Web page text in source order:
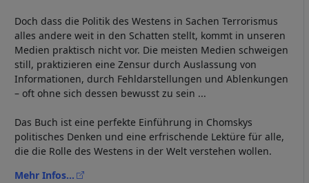
Doch dass die Politik des Westens in Sachen Terrorismus
alles andere weit in den Schatten stellt, kommt in unseren
Medien praktisch nicht vor. Die meisten Medien schweigen
still, praktizieren eine Zensur durch Auslassung von
Informationen, durch Fehldarstellungen und Ablenkungen
– oft ohne sich dessen bewusst zu sein ...
Das Buch ist eine perfekte Einführung in Chomskys
politisches Denken und eine erfrischende Lektüre für alle,
die die Rolle des Westens in der Welt verstehen wollen.
Mehr Infos...